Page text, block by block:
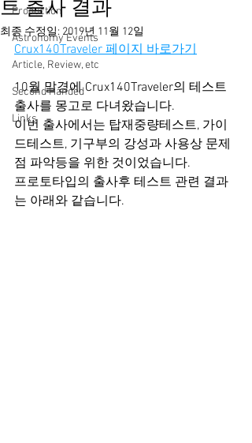
Production
Astronomy Events
Article, Review, etc
Second Handed
Links
트 출사 결과
최종 수정일: 2019년 11월 12일
Crux140Traveler 페이지 바로가기
10월 말경에 Crux140Traveler의 테스트
출사를 몽고로 다녀왔습니다.
이번 출사에서는 탑재중량테스트, 가이
드테스트, 기구부의 강성과 사용상 문제
점 파악등을 위한 것이었습니다.
프로토타입의 출사후 테스트 관련 결과
는 아래와 같습니다.